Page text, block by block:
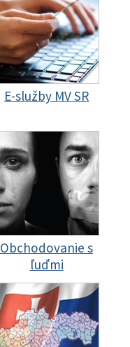
E-služby MV SR
Obchodovanie s
ľuďmi